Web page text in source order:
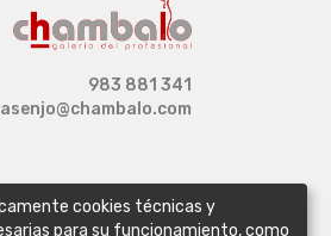
983 881 341
cookies técnicas y
para su funcionamiento, como